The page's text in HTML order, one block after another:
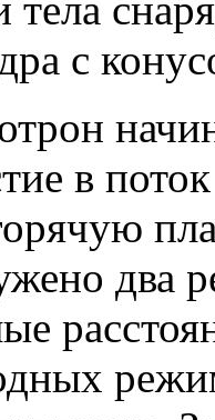
с
в
два